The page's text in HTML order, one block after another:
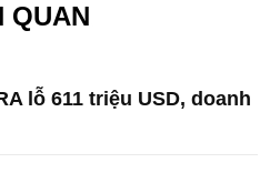
QUAN
lỗ 611 triệu USD, doanh